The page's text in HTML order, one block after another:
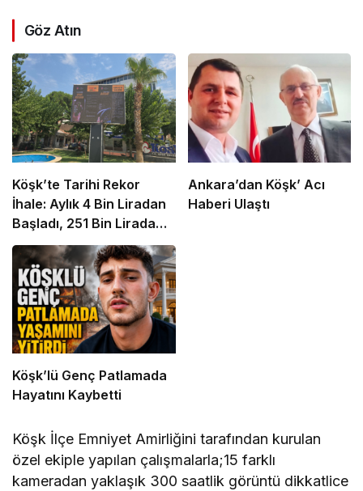
Göz Atın
Köşk’te Tarihi Rekor
İhale: Aylık 4 Bin Liradan
Başladı, 251 Bin Lirada
Bitti
Ankara’dan Köşk’ Acı
Haberi Ulaştı
Köşk’lü Genç Patlamada
Hayatını Kaybetti
Köşk İlçe Emniyet Amirliğini tarafından kurulan
özel ekiple yapılan çalışmalarla;15 farklı
kameradan yaklaşık 300 saatlik görüntü dikkatlice